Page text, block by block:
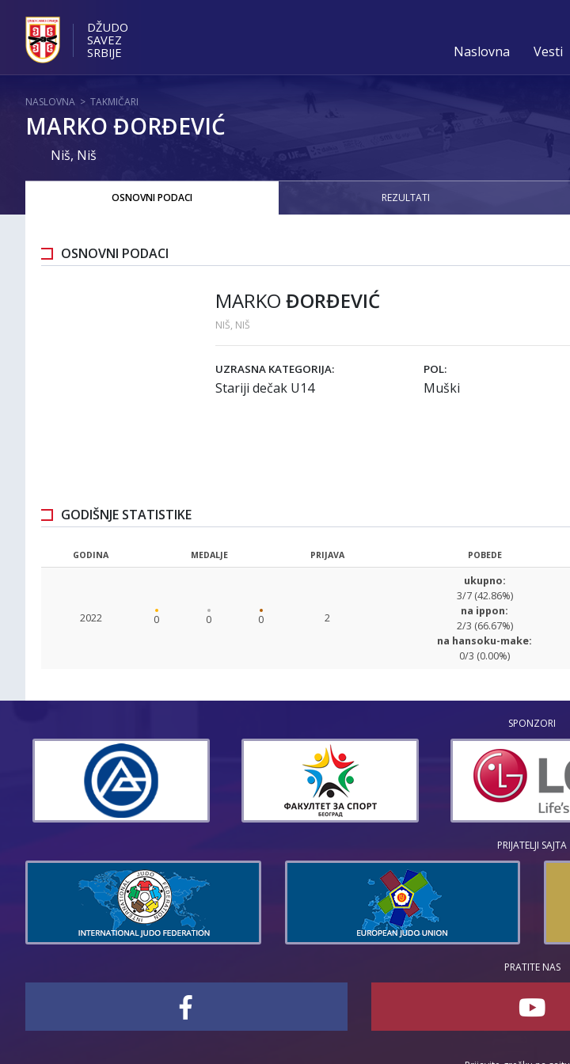
DŽUDO
SAVEZ
SRBIJE
Naslovna Vesti
NASLOVNA > TAKMIČARI
MARKO ĐORĐEVIĆ
Niš, Niš
OSNOVNI PODACI REZULTATI
OSNOVNI PODACI
MARKO ĐORĐEVIĆ
NIŠ, NIŠ
UZRASNA KATEGORIJA:
Stariji dečak U14
POL:
Muški
GODIŠNJE STATISTIKE
GODINA MEDALJE PRIJAVA POBEDE
2022 0 0 0 2
ukupno:
3/7 (42.86%)
na ippon:
2/3 (66.67%)
na hansoku-make:
0/3 (0.00%)
SPONZORI
PRIJATELJI SAJTA
PRATITE NAS